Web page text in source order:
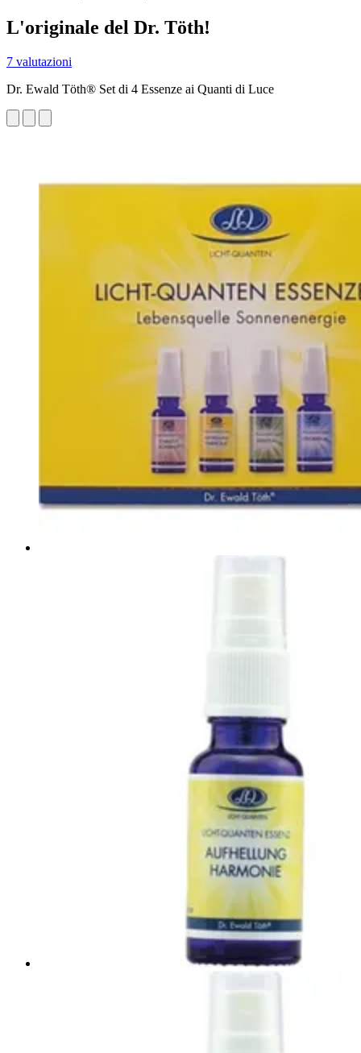
L'originale del Dr. Töth!
7 valutazioni
Dr. Ewald Töth® Set di 4 Essenze ai Quanti di Luce